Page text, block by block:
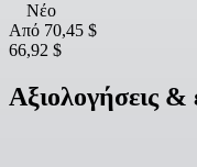
Νέο
Από 70,45 $
66,92 $
Αξιολογήσεις &